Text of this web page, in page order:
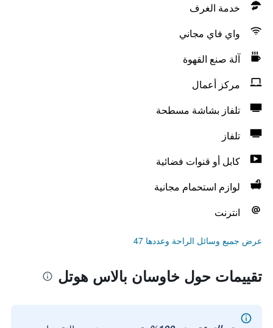
خدمة الغرف
واي فاي مجاني
آلة صنع القهوة
مركز أعمال
تلفاز بشاشة مسطحة
تلفاز
كابل أو قنوات فضائية
لوازم استحمام مجانية
انترنت
عرض جميع وسائل الراحة وعددها 47
تقييمات حول خاوسان بالاس هوتل